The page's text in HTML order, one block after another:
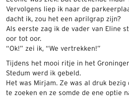
Vervolgens liep ik naar de
dacht ik, zou het een aprilgrap zijn?
Als eerste zag ik de vader van Eline
oor tot oor.
“Ok!” zei ik, “We vertrekken!”
Tijdens het mooi ritje in het
Stedum werd ik gebeld.
Het was Mirjam. Ze was al druk bezig
te zoeken en ze somde de ene optie